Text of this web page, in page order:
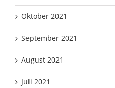
Oktober 2021
September 2021
August 2021
Juli 2021